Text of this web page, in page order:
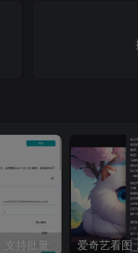
支持批量